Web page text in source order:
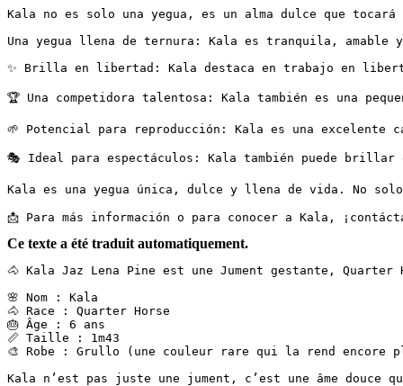
Kala no es solo una yegua, es un alma dulce que
Una yegua llena de ternura: Kala es tranquila,
✨ Brilla en libertad: Kala destaca en trabajo en
🏆 Una competidora talentosa: Kala también es una
🌱 Potencial para reproducción: Kala es una
🎭 Ideal para espectáculos: Kala también puede
Kala es una yegua única, dulce y llena de vida. No
📩 Para más información o para conocer a Kala,
Ce texte a été traduit automatiquement.
🐴 Kala Jaz Lena Pine est une Jument gestante, Quarter
🌸 Nom : Kala
🐴 Race : Quarter Horse
🎂 Âge : 6 ans
📏 Taille : 1m43
🎨 Robe : Grullo (une couleur rare qui la rend encore
Kala n’est pas juste une jument, c’est une âme